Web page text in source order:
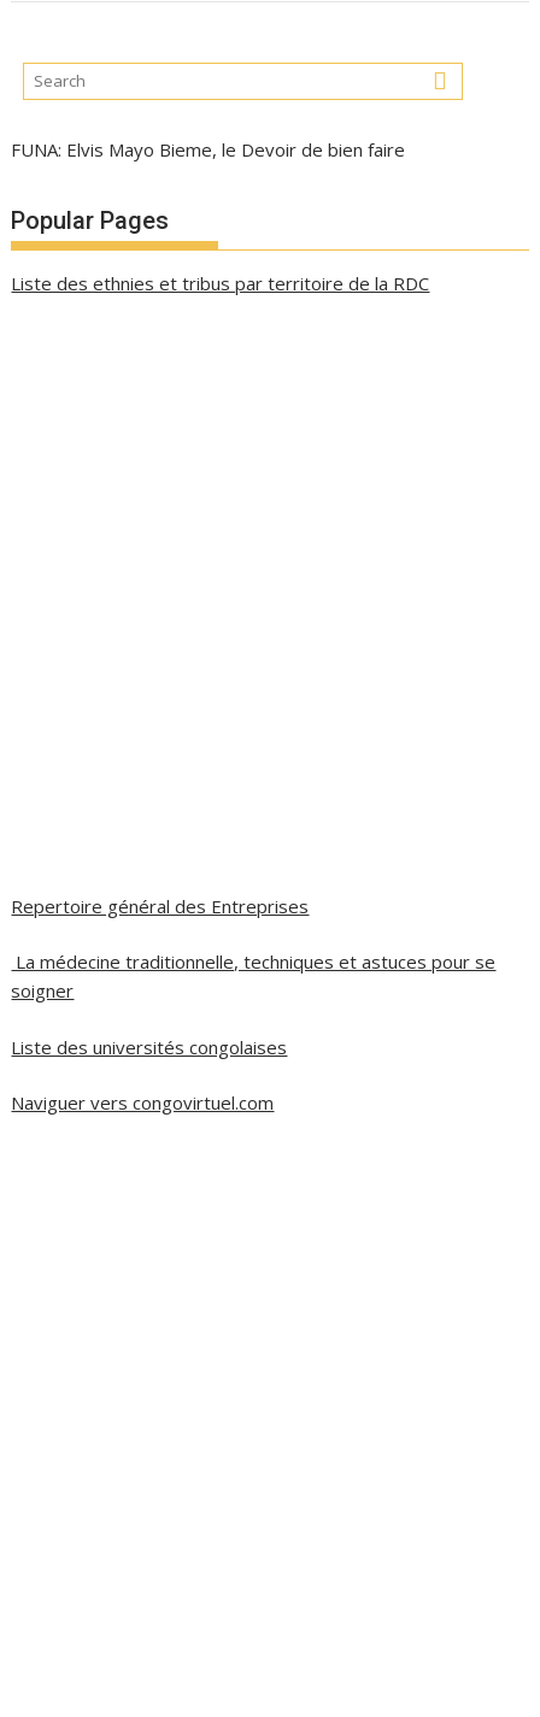
FUNA: Elvis Mayo Bieme, le Devoir de bien faire
Popular Pages
Liste des ethnies et tribus par territoire de la RDC
Repertoire général des Entreprises
La médecine traditionnelle, techniques et astuces pour se
soigner
Liste des universités congolaises
Naviguer vers congovirtuel.com